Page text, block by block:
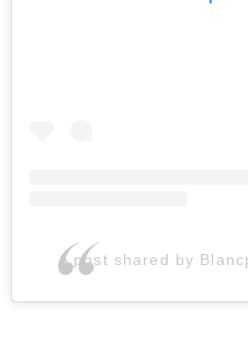
A post shared by